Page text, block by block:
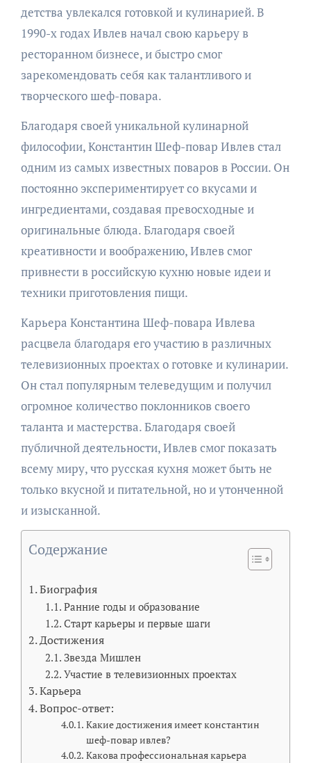
детства увлекался готовкой и кулинарией. В
1990-х годах Ивлев начал свою карьеру в
ресторанном бизнесе, и быстро смог
зарекомендовать себя как талантливого и
творческого шеф-повара.
Благодаря своей уникальной кулинарной
философии, Константин Шеф-повар Ивлев стал
одним из самых известных поваров в России. Он
постоянно экспериментирует со вкусами и
ингредиентами, создавая превосходные и
оригинальные блюда. Благодаря своей
креативности и воображению, Ивлев смог
привнести в российскую кухню новые идеи и
техники приготовления пищи.
Карьера Константина Шеф-повара Ивлева
расцвела благодаря его участию в различных
телевизионных проектах о готовке и кулинарии.
Он стал популярным телеведущим и получил
огромное количество поклонников своего
таланта и мастерства. Благодаря своей
публичной деятельности, Ивлев смог показать
всему миру, что русская кухня может быть не
только вкусной и питательной, но и утонченной
и изысканной.
Содержание
Биография
Ранние годы и образование
Старт карьеры и первые шаги
Достижения
Звезда Мишлен
Участие в телевизионных проектах
Карьера
Вопрос-ответ:
Какие достижения имеет константин
шеф-повар ивлев?
Какова профессиональная карьера